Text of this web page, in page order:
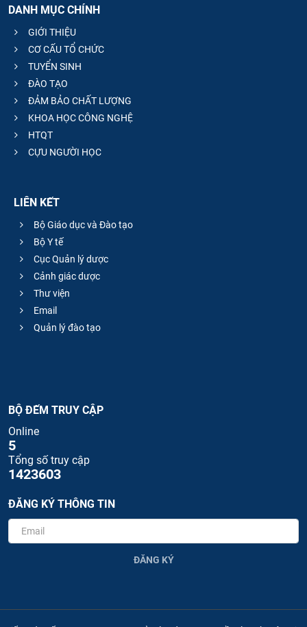
DANH MỤC CHÍNH
GIỚI THIỆU
CƠ CẤU TỔ CHỨC
TUYỂN SINH
ĐÀO TẠO
ĐẢM BẢO CHẤT LƯỢNG
KHOA HỌC CÔNG NGHỆ
HTQT
CỰU NGƯỜI HỌC
LIÊN KẾT
Bộ Giáo dục và Đào tạo
Bộ Y tế
Cục Quản lý dược
Cảnh giác dược
Thư viện
Email
Quản lý đào tạo
BỘ ĐẾM TRUY CẬP
Online
5
Tổng số truy cập
1423603
ĐĂNG KÝ THÔNG TIN
ĐĂNG KÝ